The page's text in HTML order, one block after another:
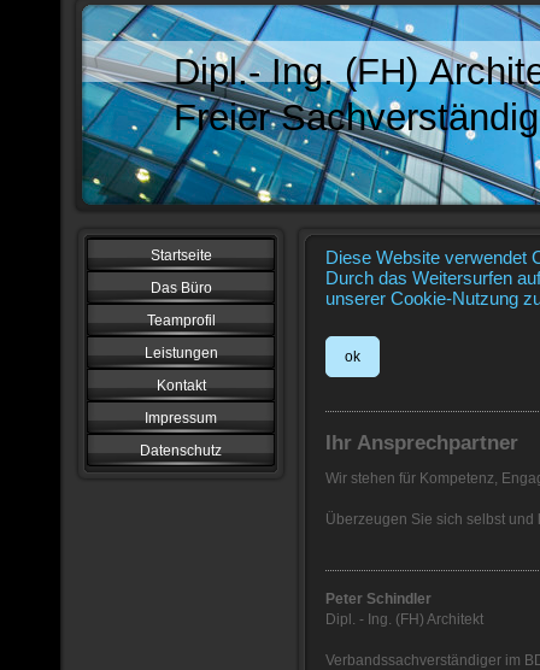
Dipl.- Ing. (FH)
Freier
Startseite
Das Büro
Teamprofil
Leistungen
Kontakt
Impressum
Datenschutz
Diese Website verwendet
Durch das Weitersurfen
unserer Cookie-Nutzung
ok
Ihr Ansprechpartner
Wir stehen für Kompetenz,
Überzeugen Sie sich selbst
Peter Schindler
Dipl. - Ing. (FH) Architekt
Verbandssachverständiger im